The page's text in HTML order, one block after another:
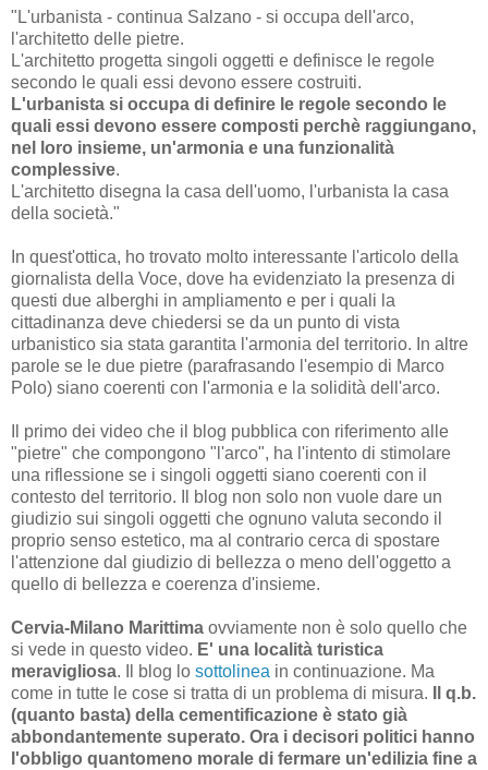
"L'urbanista - continua Salzano - si occupa dell'arco,
l'architetto delle pietre.
L'architetto progetta singoli oggetti e definisce le regole
secondo le quali essi devono essere costruiti.
L'urbanista si occupa di definire le regole secondo le
quali essi devono essere composti perchè raggiungano,
nel loro insieme, un'armonia e una funzionalità
complessive.
L'architetto disegna la casa dell'uomo, l'urbanista la casa
della società."
In quest'ottica, ho trovato molto interessante l'articolo della
giornalista della Voce, dove ha evidenziato la presenza di
questi due alberghi in ampliamento e per i quali la
cittadinanza deve chiedersi se da un punto di vista
urbanistico sia stata garantita l'armonia del territorio. In altre
parole se le due pietre (parafrasando l'esempio di Marco
Polo) siano coerenti con l'armonia e la solidità dell'arco.
Il primo dei video che il blog pubblica con riferimento alle
"pietre" che compongono "l'arco", ha l'intento di stimolare
una riflessione se i singoli oggetti siano coerenti con il
contesto del territorio. Il blog non solo non vuole dare un
giudizio sui singoli oggetti che ognuno valuta secondo il
proprio senso estetico, ma al contrario cerca di spostare
l'attenzione dal giudizio di bellezza o meno dell'oggetto a
quello di bellezza e coerenza d'insieme.
Cervia-Milano Marittima ovviamente non è solo quello che
si vede in questo video. E' una località turistica
meravigliosa. Il blog lo sottolinea in continuazione. Ma
come in tutte le cose si tratta di un problema di misura.
Il q.b.
(quanto basta) della cementificazione è stato già
abbondantemente superato. Ora i decisori politici hanno
l'obbligo quantomeno morale di fermare un'edilizia fine a